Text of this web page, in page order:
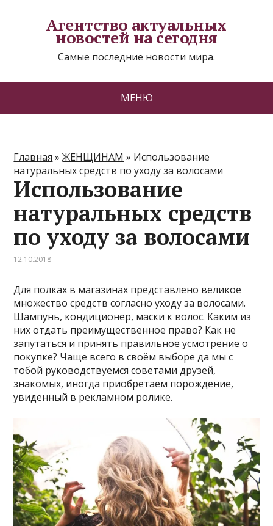
Агентство актуальных
новостей на сегодня
Самые последние новости мира.
МЕНЮ
Главная »ЖЕНЩИНАМ » Использование
натуральных средств по уходу за волосами
Использование
натуральных средств
по уходу за волосами
12.10.2018
Для полках в магазинах представлено великое
множество средств согласно уходу за волосами.
Шампунь, кондиционер, маски к волос. Каким из
них отдать преимущественное право? Как не
запутаться и принять правильное усмотрение о
покупке? Чаще всего в своём выборе да мы с
тобой руководствуемся советами друзей,
знакомых, иногда приобретаем порождение,
увиденный в рекламном ролике.